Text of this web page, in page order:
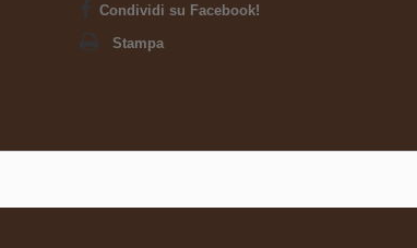
Condividi su Facebook!
Stampa